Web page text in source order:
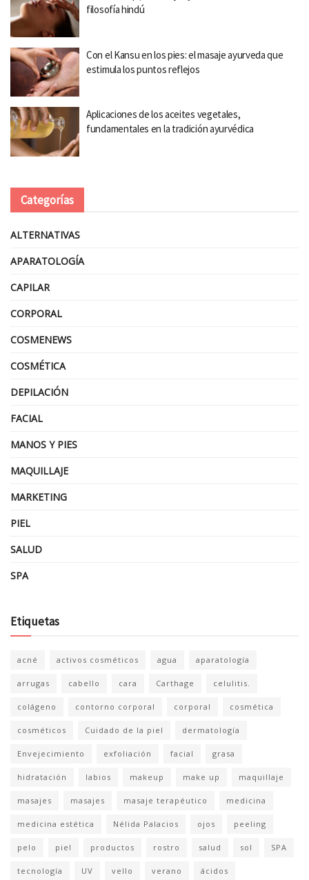
filosofía hindú
Con el Kansu en los pies: el masaje ayurveda que
estimula los puntos reflejos
Aplicaciones de los aceites vegetales,
fundamentales en la tradición ayurvédica
Categorías
ALTERNATIVAS
APARATOLOGÍA
CAPILAR
CORPORAL
COSMENEWS
COSMÉTICA
DEPILACIÓN
FACIAL
MANOS Y PIES
MAQUILLAJE
MARKETING
PIEL
SALUD
SPA
Etiquetas
acné activos cosméticos agua aparatología
arrugas cabello cara Carthage celulitis.
colágeno contorno corporal corporal cosmética
cosméticos Cuidado de la piel dermatología
Envejecimiento exfoliación facial grasa
hidratación labios makeup make up maquillaje
masajes masajes masaje terapéutico medicina
medicina estética Nélida Palacios ojos peeling
pelo piel productos rostro salud sol SPA
tecnología UV vello verano ácidos